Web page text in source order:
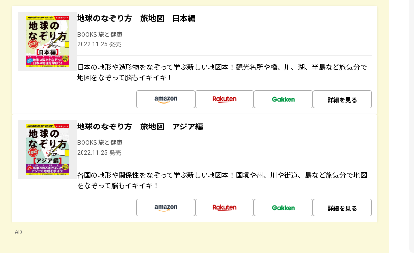
地球のなぞり方 旅地図 日本編
BOOKS 旅と健康
2022.11.25 発売
日本の地形や造形物をなぞって学ぶ新しい地図本！観光名所や橋、川、湖、半島など旅気分で
地図をなぞって脳もイキイキ！
詳細を見る
地球のなぞり方 旅地図 アジア編
BOOKS 旅と健康
2022.11.25 発売
各国の地形や関係性をなぞって学ぶ新しい地図本！国境や州、川や街道、島など旅気分で地図
をなぞって脳もイキイキ！
詳細を見る
AD